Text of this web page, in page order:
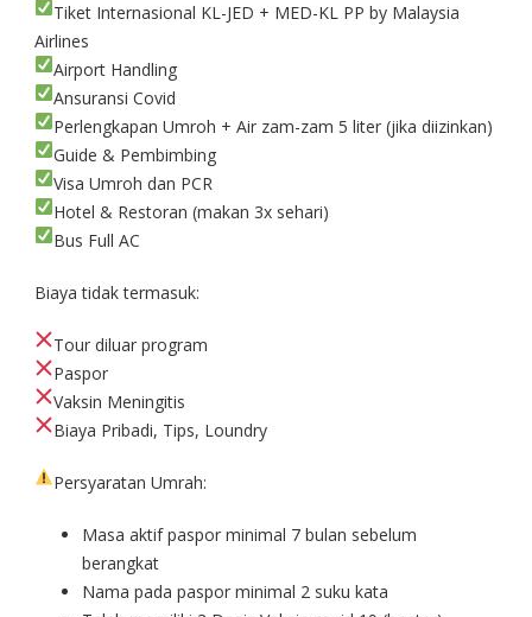
Tiket Internasional KL-JED + MED-KL PP by Malaysia
Airlines
Airport Handling
Ansuransi Covid
Perlengkapan Umroh + Air zam-zam 5 liter (jika diizinkan)
Guide & Pembimbing
Visa Umroh dan PCR
Hotel & Restoran (makan 3x sehari)
Bus Full AC
Biaya tidak termasuk:
Tour diluar program
Paspor
Vaksin Meningitis
Biaya Pribadi, Tips, Loundry
Persyaratan Umrah:
Masa aktif paspor minimal 7 bulan sebelum
berangkat
Nama pada paspor minimal 2 suku kata